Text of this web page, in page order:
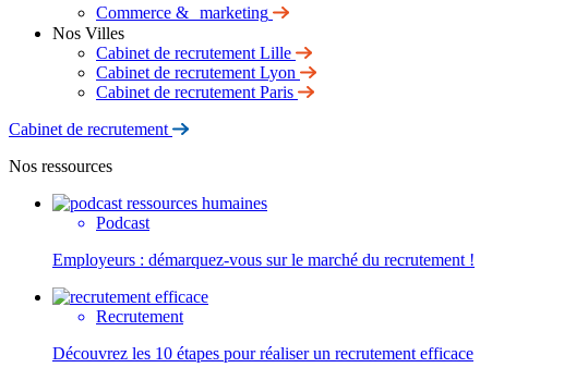
Commerce & marketing
Nos Villes
Cabinet de recrutement Lille
Cabinet de recrutement Lyon
Cabinet de recrutement Paris
Cabinet de recrutement
Nos ressources
Podcast
Employeurs : démarquez-vous sur le marché du recrutement !
Recrutement
Découvrez les 10 étapes pour réaliser un recrutement efficace